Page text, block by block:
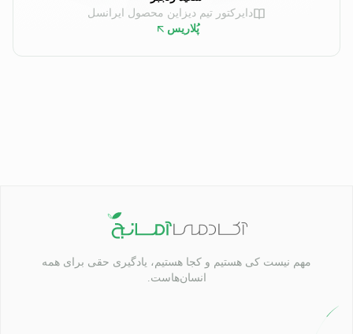
دایرکتور تیم دیزاین محصول ایرانسل
پُلاریس
مهم نیست کی هستیم و کجا هستیم، یادگیری حقی برای همه
انسان‌هاست.